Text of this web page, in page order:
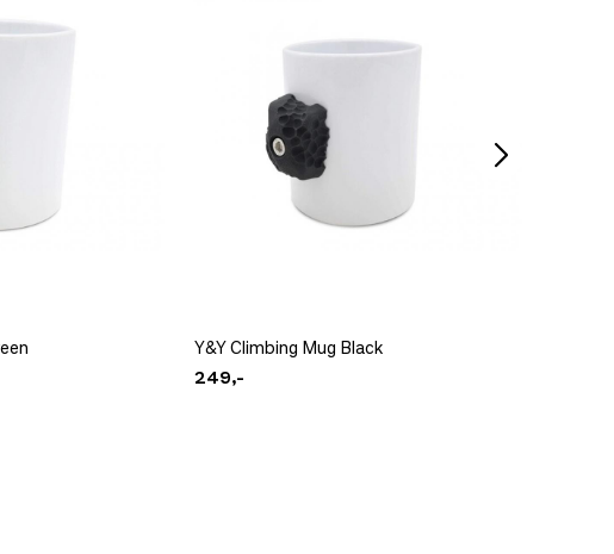
Y&Y Climbing Mug Black
249,-